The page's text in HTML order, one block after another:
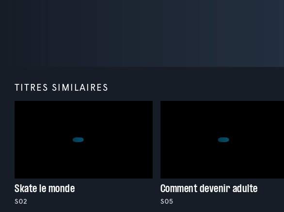
TITRES SIMILAIRES
Skate le monde
S02
Comment devenir adulte
S05